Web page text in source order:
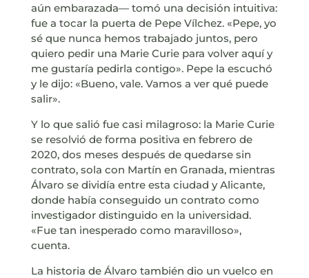
aún embarazada— tomó una decisión intuitiva:
fue a tocar la puerta de Pepe Vílchez. «Pepe, yo
sé que nunca hemos trabajado juntos, pero
quiero pedir una Marie Curie para volver aquí y
me gustaría pedirla contigo». Pepe la escuchó
y le dijo: «Bueno, vale. Vamos a ver qué puede
salir».
Y lo que salió fue casi milagroso: la Marie Curie
se resolvió de forma positiva en febrero de
2020, dos meses después de quedarse sin
contrato, sola con Martín en Granada, mientras
Álvaro se dividía entre esta ciudad y Alicante,
donde había conseguido un contrato como
investigador distinguido en la universidad.
«Fue tan inesperado como maravilloso»,
cuenta.
La historia de Álvaro también dio un vuelco en